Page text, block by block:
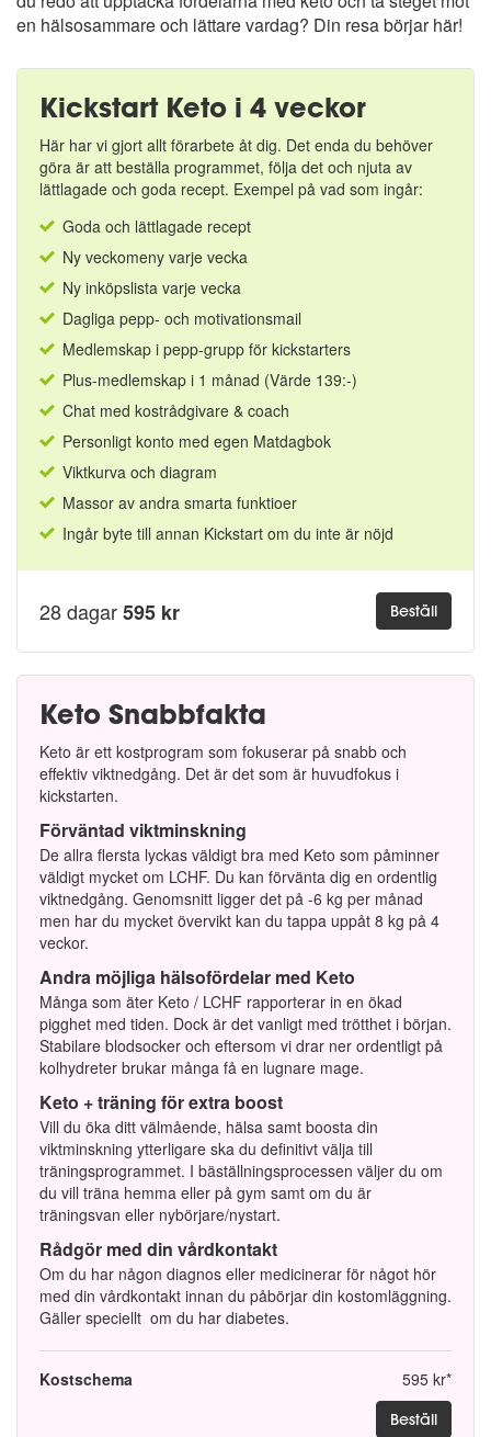
en hälsosammare och lättare vardag? Din resa börjar här!
Kickstart Keto i 4 veckor
Här har vi gjort allt förarbete åt dig. Det enda du behöver
göra är att beställa programmet, följa det och njuta av
lättlagade och goda recept. Exempel på vad som ingår:
Goda och lättlagade recept
Ny veckomeny varje vecka
Ny inköpslista varje vecka
Dagliga pepp- och motivationsmail
Medlemskap i pepp-grupp för kickstarters
Plus-medlemskap i 1 månad (Värde 139:-)
Chat med kostrådgivare & coach
Personligt konto med egen Matdagbok
Viktkurva och diagram
Massor av andra smarta funktioer
Ingår byte till annan Kickstart om du inte är nöjd
28 dagar595 kr Beställ
Keto Snabbfakta
Keto är ett kostprogram som fokuserar på snabb och
effektiv viktnedgång. Det är det som är huvudfokus i
kickstarten.
Förväntad viktminskning
De allra flersta lyckas väldigt bra med Keto som påminner
väldigt mycket om LCHF. Du kan förvänta dig en ordentlig
viktnedgång. Genomsnitt ligger det på -6 kg per månad
men har du mycket övervikt kan du tappa uppåt 8 kg på 4
veckor.
Andra möjliga hälsofördelar med Keto
Många som äter Keto / LCHF rapporterar in en ökad
pigghet med tiden. Dock är det vanligt med trötthet i början.
Stabilare blodsocker och eftersom vi drar ner ordentligt på
kolhydreter brukar många få en lugnare mage.
Keto + träning för extra boost
Vill du öka ditt välmående, hälsa samt boosta din
viktminskning ytterligare ska du definitivt välja till
träningsprogrammet. I bäställningsprocessen väljer du om
du vill träna hemma eller på gym samt om du är
träningsvan eller nybörjare/nystart.
Rådgör med din vårdkontakt
Om du har någon diagnos eller medicinerar för något hör
med din vårdkontakt innan du påbörjar din kostomläggning.
Gäller speciellt om du har diabetes.
Kostschema 595 kr*
Beställ